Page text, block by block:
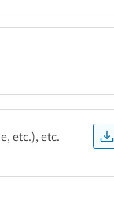
etc.), etc.